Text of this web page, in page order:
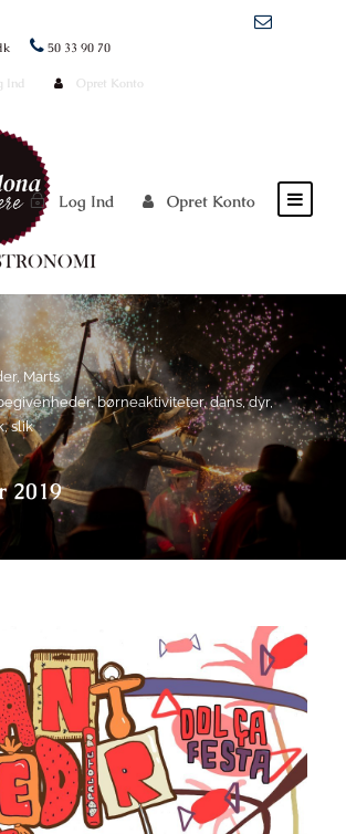
50 33 90 70
Ind Opret Konto
Log Ind Opret Konto
, Marts
, børneaktiviteter, dans, dyr,
, slik
2019